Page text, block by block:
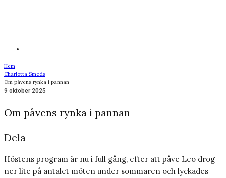
Hem
Charlotta Smeds
Om påvens rynka i pannan
9 oktober 2025
Om påvens rynka i pannan
Dela
Höstens program är nu i full gång, efter att påve Leo drog
ner lite på antalet möten under sommaren och lyckades